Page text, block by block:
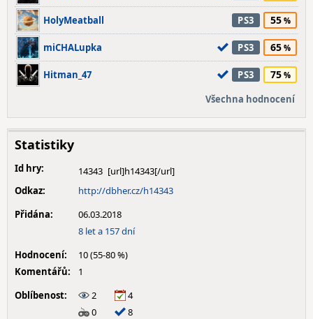
HolyMeatball PS3 55
miCHALupka PS3 65
Hitman_47 PS3 75
Všechna hodnocení
Statistiky
Id hry:
14343
Odkaz:
http://dbher.cz/h14343
Přidána:
06.03.2018
8 let a 157 dní
Hodnocení:
10 (55-80 %)
Komentářů:
1
Oblíbenost:
2
4
0
8